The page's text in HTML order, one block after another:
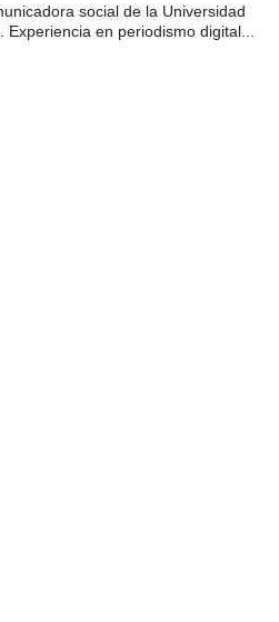
social de la Universidad
Experiencia en periodismo digital